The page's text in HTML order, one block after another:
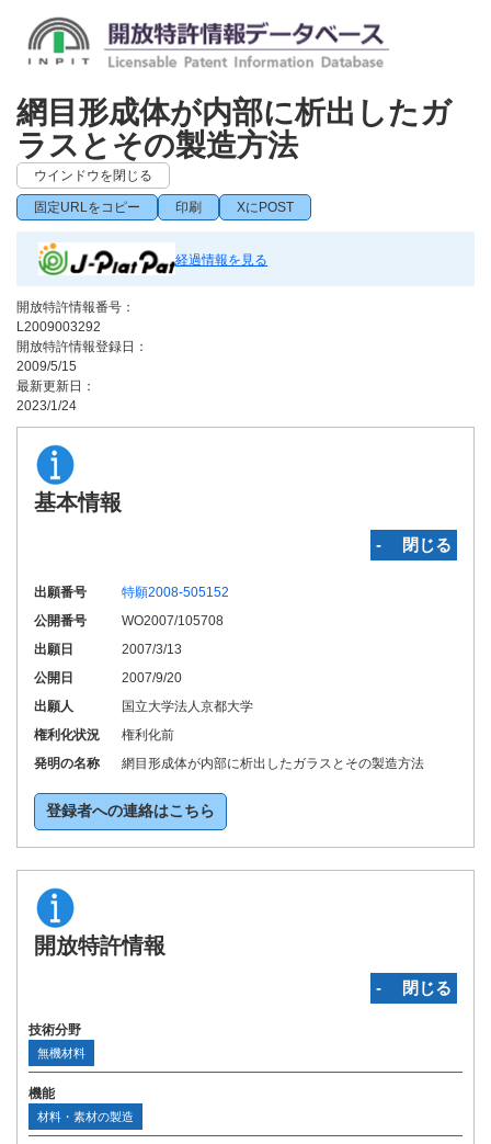
網目形成体が内部に析出したガ
ラスとその製造方法
ウインドウを閉じる
固定URLをコピー 印刷 XにPOST
経過情報を見る
開放特許情報番号：
L2009003292
開放特許情報登録日：
2009/5/15
最新更新日：
2023/1/24
基本情報
‐ 閉じる
出願番号
特願2008-505152
公開番号
WO2007/105708
出願日
2007/3/13
公開日
2007/9/20
出願人
国立大学法人京都大学
権利化状況
権利化前
発明の名称
網目形成体が内部に析出したガラスとその製造方法
登録者への連絡はこちら
開放特許情報
‐ 閉じる
技術分野
無機材料
機能
材料・素材の製造